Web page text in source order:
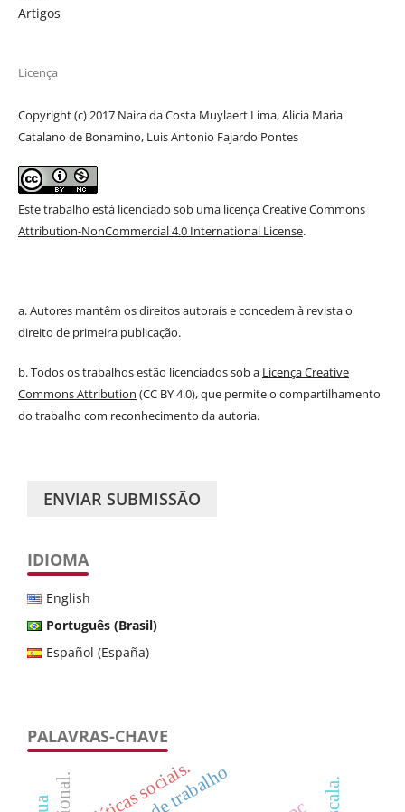
Artigos
Licença
Copyright (c) 2017 Naira da Costa Muylaert Lima, Alicia Maria
Catalano de Bonamino, Luis Antonio Fajardo Pontes
Este trabalho está licenciado sob uma licençaCreative Commons
Attribution-NonCommercial 4.0 International License.
a. Autores mantêm os direitos autorais e concedem à revista o
direito de primeira publicação.
b. Todos os trabalhos estão licenciados sob a Licença Creative
Commons Attribution (CC BY 4.0), que permite o compartilhamento
do trabalho com reconhecimento da autoria.
ENVIAR SUBMISSÃO
IDIOMA
English
Português (Brasil)
Español (España)
PALAVRAS-CHAVE